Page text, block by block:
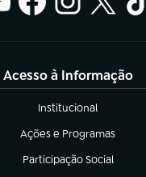
Acesso à Informação
Institucional
(abre em nova aba)
Ações e Programas
(abre em nova aba)
Participação Social
(abre em nova aba)